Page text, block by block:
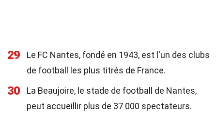
29
Le FC Nantes, fondé en 1943, est l'un des clubs
de football les plus titrés de France.
30
La Beaujoire, le stade de football de Nantes,
peut accueillir plus de 37 000 spectateurs.